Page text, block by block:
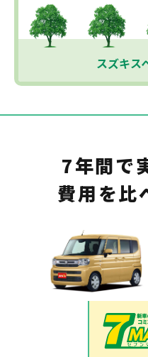
スズキス
7年間で
費用を比